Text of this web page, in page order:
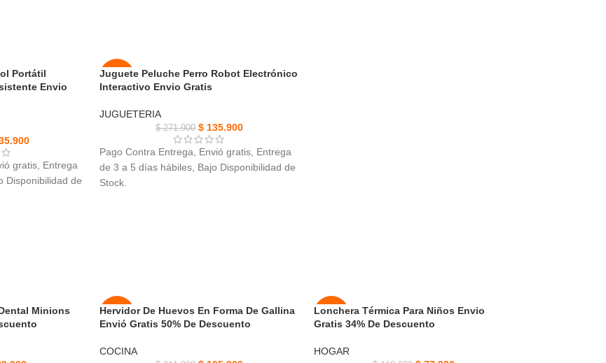
Portátil
Envio
gratis, Entrega
Disponibilidad de
o
ojo y las
jugar un
-50%
NUEVO
Juguete Peluche Perro Robot Electrónico
Interactivo Envio Gratis
JUGUETERIA
$271.900 $ 135.900
Pago Contra Entrega, Envió gratis, Entrega
de 3 a 5 días hábiles, Bajo Disponibilidad de
Stock.
el juguete puede correr y caminar libremente
con música agradable, agarre y gateo.
Minions
-50%
NUEVO
Hervidor De Huevos En Forma De Gallina
Envió Gratis 50% De Descuento
COCINA
-34%
ADO
Lonchera Térmica Para Niños Envio
Gratis 34% De Descuento
HOGAR